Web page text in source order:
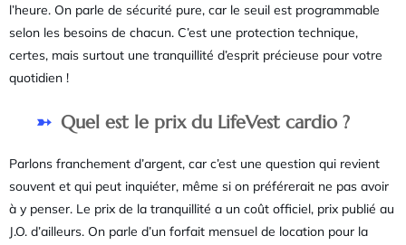
l’heure. On parle de sécurité pure, car le seuil est programmable
selon les besoins de chacun. C’est une protection technique,
certes, mais surtout une tranquillité d’esprit précieuse pour votre
quotidien !
Quel est le prix du LifeVest cardio ?
Parlons franchement d’argent, car c’est une question qui revient
souvent et qui peut inquiéter, même si on préférerait ne pas avoir
à y penser. Le prix de la tranquillité a un coût officiel, prix publié au
J.O. d’ailleurs. On parle d’un forfait mensuel de location pour la